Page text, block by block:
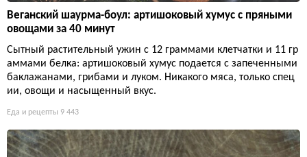
Веганский шаурма-боул: артишоковый хумус с пряными
овощами за 40 минут
Сытный растительный ужин с 12 граммами клетчатки и 11 гр
аммами белка: артишоковый хумус подается с запеченными
баклажанами, грибами и луком. Никакого мяса, только спец
ии, овощи и насыщенный вкус.
Еда и рецепты 9 443